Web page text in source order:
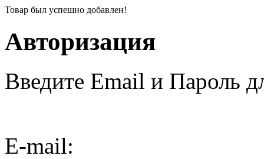
Товар был успешно добавлен!
Авторизация
Введите Email и Пароль
E-mail: